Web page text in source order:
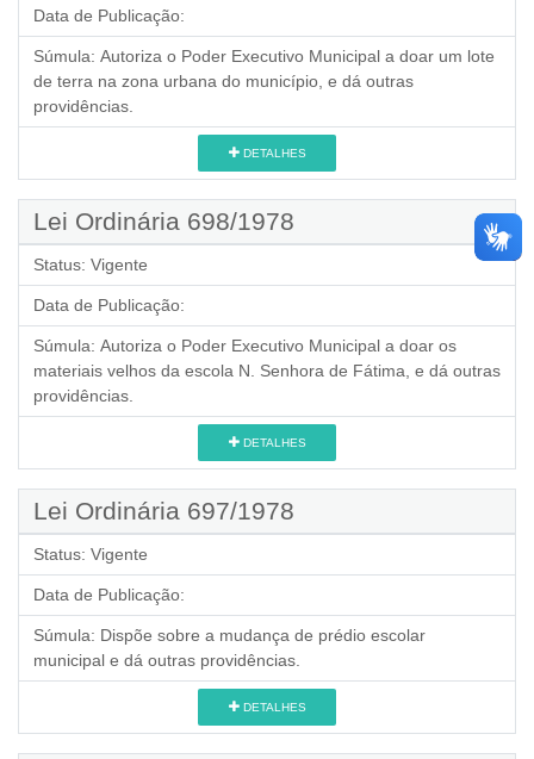
Data de Publicação:
Súmula: Autoriza o Poder Executivo Municipal a doar um lote
de terra na zona urbana do município, e dá outras
providências.
DETALHES
Lei Ordinária 698/1978
Status: Vigente
Data de Publicação:
Súmula: Autoriza o Poder Executivo Municipal a doar os
materiais velhos da escola N. Senhora de Fátima, e dá outras
providências.
DETALHES
Lei Ordinária 697/1978
Status: Vigente
Data de Publicação:
Súmula: Dispõe sobre a mudança de prédio escolar
municipal e dá outras providências.
DETALHES